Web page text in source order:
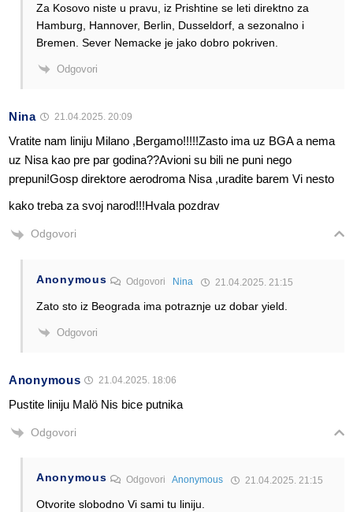
Za Kosovo niste u pravu, iz Prishtine se leti direktno za
Hamburg, Hannover, Berlin, Dusseldorf, a sezonalno i
Bremen. Sever Nemacke je jako dobro pokriven.
Odgovori
Nina 21.04.2025. 20:09
Vratite nam liniju Milano ,Bergamo!!!!!Zasto ima uz BGA a nema
uz Nisa kao pre par godina??Avioni su bili ne puni nego
prepuni!Gosp direktore aerodroma Nisa ,uradite barem Vi nesto
kako treba za svoj narod!!!Hvala pozdrav
Odgovori
Anonymous Odgovori Nina 21.04.2025. 21:15
Zato sto iz Beograda ima potraznje uz dobar yield.
Odgovori
Anonymous 21.04.2025. 18:06
Pustite liniju Malö Nis bice putnika
Odgovori
Anonymous OdgovoriAnonymous 21.04.2025. 21:15
Otvorite slobodno Vi sami tu liniju.